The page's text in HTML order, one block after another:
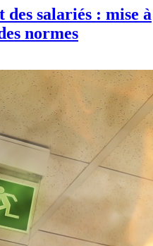
salariés : mise à
normes